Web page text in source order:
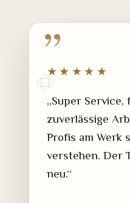
★★★★★
„Super
zuverlässige
Profis am Werk
verstehen. Der
neu.“